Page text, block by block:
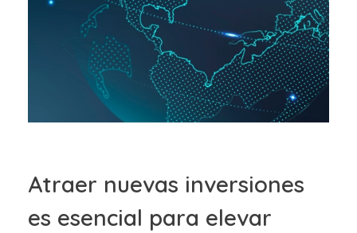
Atraer nuevas inversiones
es esencial para elevar